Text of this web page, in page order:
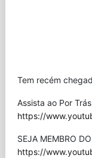
Tem recém
Assista ao Por
https://
SEJA MEMBRO
https://